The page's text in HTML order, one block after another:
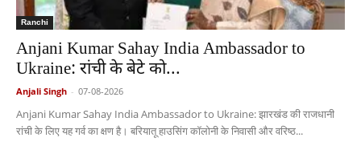
Ranchi
Anjani Kumar Sahay India Ambassador to
Ukraine: रांची के बेटे को...
Anjali Singh - 07-08-2026
Anjani Kumar Sahay India Ambassador to Ukraine: झारखंड की राजधानी
रांची के लिए यह गर्व का क्षण है। बरियातू हाउसिंग कॉलोनी के निवासी और वरिष्ठ...